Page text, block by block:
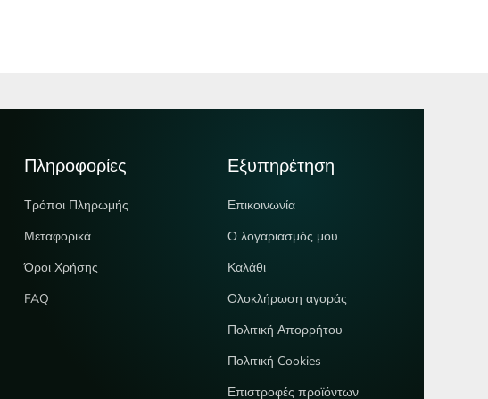
Πληροφορίες
Τρόποι Πληρωμής
Μεταφορικά
Όροι Χρήσης
FAQ
Εξυπηρέτηση
Επικοινωνία
Ο λογαριασμός μου
Καλάθι
Ολοκλήρωση αγοράς
Πολιτική Απορρήτου
Πολιτική Cookies
Επιστροφές προϊόντων